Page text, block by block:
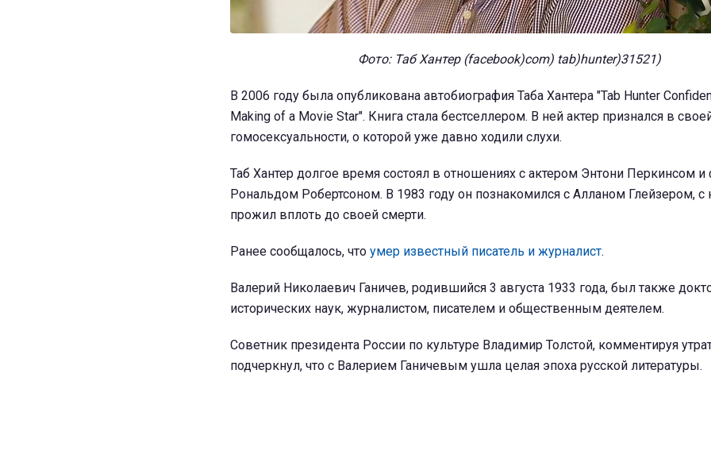
Фото: Таб Хантер (facebook)com) tab)hunter)31521)
В 2006 году была опубликована автобиография Таба Хантера "Tab Hunter
Making of a Movie Star". Книга стала бестселлером. В ней актер признался в
гомосексуальности, о которой уже давно ходили слухи.
Таб Хантер долгое время состоял в отношениях с актером Энтони Перкинсом и
Рональдом Робертсоном. В 1983 году он познакомился с Алланом Глейзером,
прожил вплоть до своей смерти.
Ранее сообщалось, что умер известный писатель и журналист.
Валерий Николаевич Ганичев, родившийся 3 августа 1933 года, был также
исторических наук, журналистом, писателем и общественным деятелем.
Советник президента России по культуре Владимир Толстой, комментируя
подчеркнул, что с Валерием Ганичевым ушла целая эпоха русской литературы.